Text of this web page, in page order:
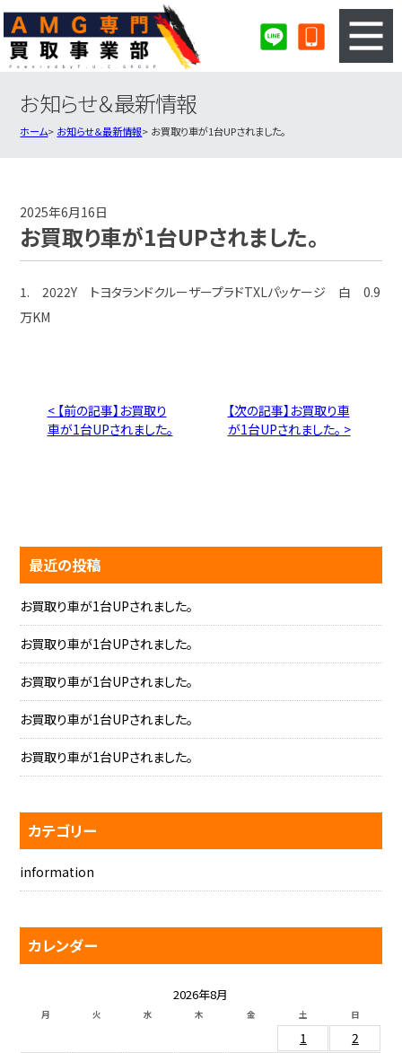
3ステップのカンタン査定
AMG買取実績
お知らせ＆最新情報
ホーム お知らせ＆最新情報 お買取り車が1台UPされました。
2025年6月16日
お買取り車が1台UPされました。
1. 2022Y トヨタランドクルーザープラドTXLパッケージ 白 0.9
万KM
< 【前の記事】お買取り
車が1台UPされました。
【次の記事】お買取り車
が1台UPされました。 >
最近の投稿
お買取り車が1台UPされました。
お買取り車が1台UPされました。
お買取り車が1台UPされました。
お買取り車が1台UPされました。
お買取り車が1台UPされました。
カテゴリー
information
カレンダー
2026年8月
月 火 水 木 金 土 日
1
2